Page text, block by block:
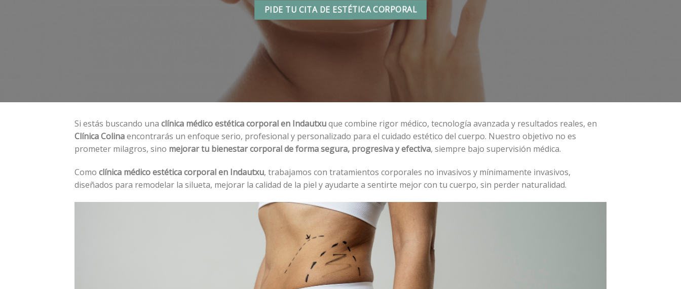
PIDE TU CITA DE ESTÉTICA CORPORAL
Si estás buscando una clínica médico estética corporal en Indautxuque combine rigor médico, tecnología avanzada y resultados reales, en
Clínica Colinaencontrarás un enfoque serio, profesional y personalizado para el cuidado estético del cuerpo. Nuestro objetivo no es
prometer milagros, sino mejorar tu bienestar corporal de forma segura, progresiva y efectiva, siempre bajo supervisión médica.
Como clínica médico estética corporal en Indautxu, trabajamos con tratamientos corporales no invasivos y mínimamente invasivos,
diseñados para remodelar la silueta, mejorar la calidad de la piel y ayudarte a sentirte mejor con tu cuerpo, sin perder naturalidad.